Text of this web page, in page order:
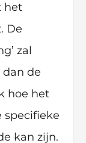
het
De
zal
de
hoe het
specifieke
kan zijn.